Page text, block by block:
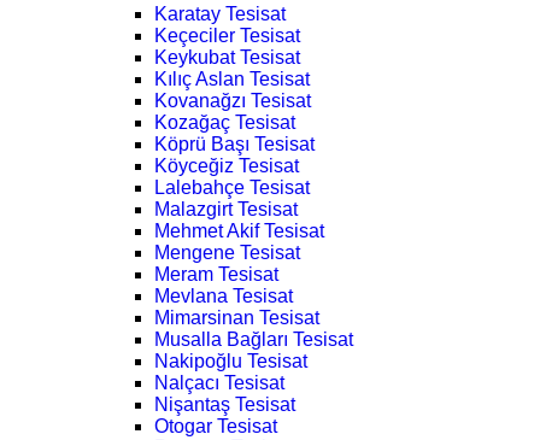
Karatay Tesisat
Keçeciler Tesisat
Keykubat Tesisat
Kılıç Aslan Tesisat
Kovanağzı Tesisat
Kozağaç Tesisat
Köprü Başı Tesisat
Köyceğiz Tesisat
Lalebahçe Tesisat
Malazgirt Tesisat
Mehmet Akif Tesisat
Mengene Tesisat
Meram Tesisat
Mevlana Tesisat
Mimarsinan Tesisat
Musalla Bağları Tesisat
Nakipoğlu Tesisat
Nalçacı Tesisat
Nişantaş Tesisat
Otogar Tesisat